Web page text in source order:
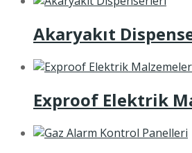
Akaryakıt
Exproof Elektrik